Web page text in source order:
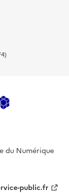
du Numérique
public.fr